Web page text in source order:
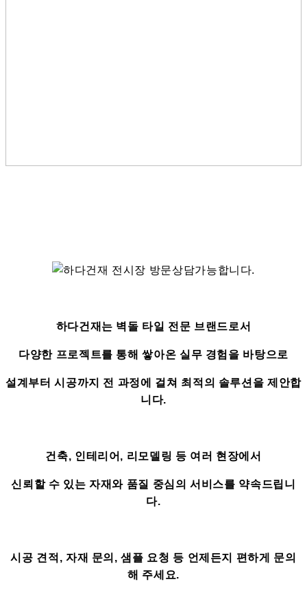
하다건재는 벽돌 타일 전문 브랜드로서
다양한 프로젝트를 통해 쌓아온 실무 경험을 바탕으로
설계부터 시공까지 전 과정에 걸쳐 최적의 솔루션을 제안합
니다.
건축, 인테리어, 리모델링 등 여러 현장에서
신뢰할 수 있는 자재와 품질 중심의 서비스를 약속드립니
다.
시공 견적, 자재 문의, 샘플 요청 등 언제든지 편하게 문의
해 주세요.